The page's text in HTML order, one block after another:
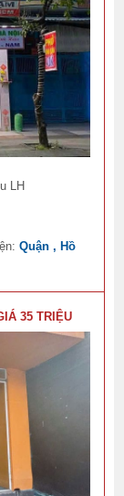
LH
Quận , Hồ
35 TRIỆU